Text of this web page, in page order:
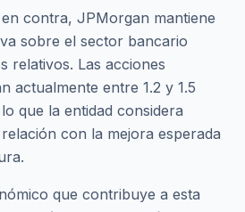
contra, JPMorgan mantiene
sobre el sector bancario
relativos. Las acciones
actualmente entre 1.2 y 1.5
que la entidad considera
con la mejora esperada
que contribuye a esta